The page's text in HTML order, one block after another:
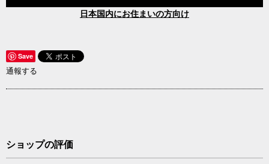
日本国内にお住まいの方向け
Save
通報する
ショップの評価